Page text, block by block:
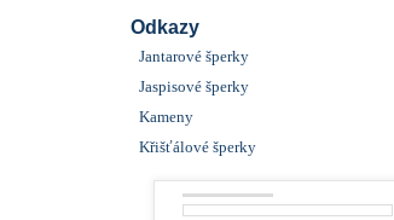
Odkazy
Jantarové šperky
Jaspisové šperky
Kameny
Křišťálové šperky